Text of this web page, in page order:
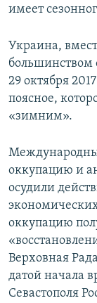
имеет
Украина,
большинством
29 октября
поясное,
«зимним».
оккупацию и
осудили
оккупацию
Верховная
датой начала
Севастополя